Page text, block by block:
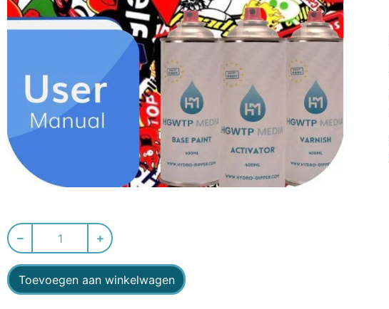
Toevoegen aan winkelwagen